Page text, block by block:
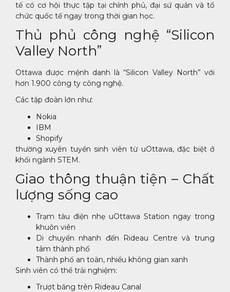
tế có cơ hội thực tập tại chính phủ, đại sứ quán và tổ
chức quốc tế ngay trong thời gian học.
Thủ phủ công nghệ “Silicon
Valley North”
Ottawa được mệnh danh là “Silicon Valley North” với
hơn 1.900 công ty công nghệ.
Các tập đoàn lớn như:
Nokia
IBM
Shopify
thường xuyên tuyển sinh viên từ uOttawa, đặc biệt ở
khối ngành STEM.
Giao thông thuận tiện – Chất
lượng sống cao
Trạm tàu điện nhẹ uOttawa Station ngay trong
khuôn viên
Di chuyển nhanh đến Rideau Centre và trung
tâm thành phố
Thành phố an toàn, nhiều không gian xanh
Sinh viên có thể trải nghiệm:
Trượt băng trên Rideau Canal